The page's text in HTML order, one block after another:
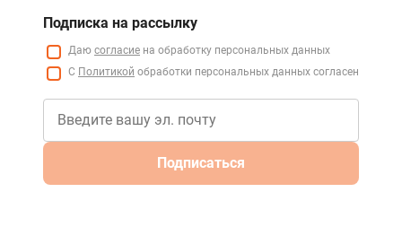
Подписка на рассылку
Даю согласие на обработку персональных данных
С Политикой обработки персональных данных согласен
Подписаться